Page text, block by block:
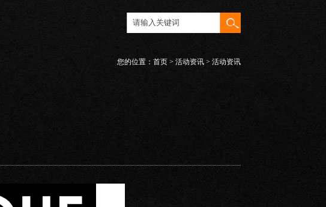
您的位置： 首页 > 活动资讯 > 活动资讯